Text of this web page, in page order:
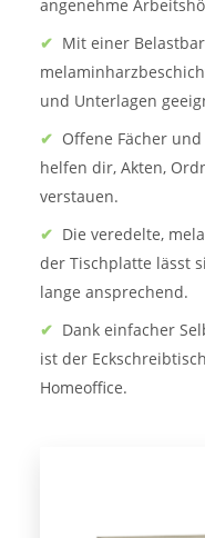
angenehme
✔ Mit einer
und Unterlagen
✔ Offene Fächer
helfen dir, Akten,
verstauen.
✔ Die veredelte,
der Tischplatte lässt
lange ansprechend.
✔ Dank einfacher
ist der
Homeoffice.